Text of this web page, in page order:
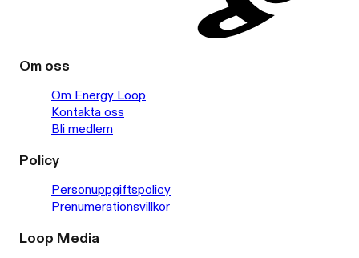
Om oss
Om Energy Loop
Kontakta oss
Bli medlem
Policy
Personuppgiftspolicy
Prenumerationsvillkor
Loop Media